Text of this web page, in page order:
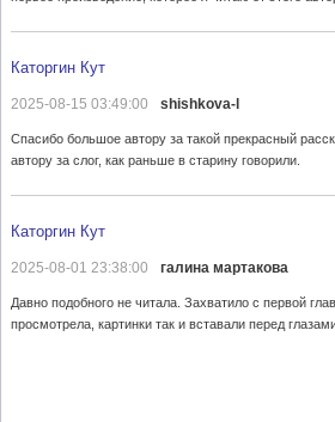
Каторгин Кут
2025-08-15 03:49:00 shishkova-l
Спасибо большое автору за такой прекрасный
автору за слог, как раньше в старину говорили.
Каторгин Кут
2025-08-01 23:38:00 галина мартакова
Давно подобного не читала. Захватило с первой
просмотрела, картинки так и вставали перед